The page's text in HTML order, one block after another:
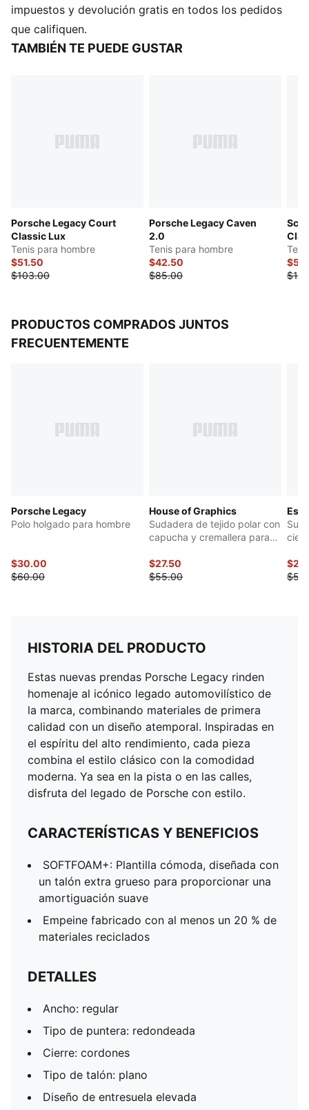
CARACTERÍSTICAS Y BENEFICIOS
SOFTFOAM+: Plantilla cómoda, diseñada con un talón
extra grueso para proporcionar una amortiguación
Detalles de las marcas Porsche y PUMA
impuestos y devolución gratis en todos los pedidos
que califiquen.
TAMBIÉN TE PUEDE GUSTAR
Porsche Legacy Court
Classic Lux
Tenis para hombre
$51.50
$103.00
Porsche Legacy Caven
2.0
Tenis para hombre
$42.50
$85.00
PRODUCTOS COMPRADOS JUNTOS
FRECUENTEMENTE
Porsche Legacy
Polo holgado para hombre
$30.00
$60.00
House of Graphics
Sudadera de tejido polar con
capucha y cremallera para
$27.50
$55.00
HISTORIA DEL PRODUCTO
Estas nuevas prendas Porsche Legacy rinden
homenaje al icónico legado automovilístico de
la marca, combinando materiales de primera
calidad con un diseño atemporal. Inspiradas en
el espíritu del alto rendimiento, cada pieza
combina el estilo clásico con la comodidad
moderna. Ya sea en la pista o en las calles,
disfruta del legado de Porsche con estilo.
CARACTERÍSTICAS Y BENEFICIOS
SOFTFOAM+: Plantilla cómoda, diseñada con
un talón extra grueso para proporcionar una
amortiguación suave
Empeine fabricado con al menos un 20 % de
materiales reciclados
DETALLES
Ancho: regular
Tipo de puntera: redondeada
Cierre: cordones
Tipo de talón: plano
Diseño de entresuela elevada